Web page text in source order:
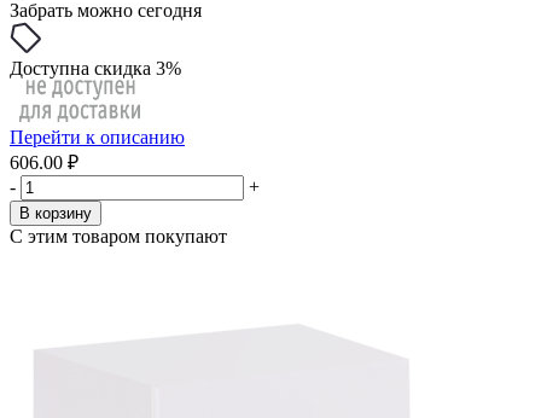
Забрать можно сегодня
Доступна скидка 3%
Перейти к описанию
606.00 ₽
-
+
В корзину
С этим товаром покупают